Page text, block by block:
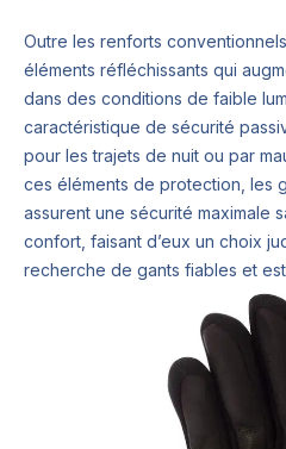
Outre les renforts
éléments réfléchissants qui
dans des conditions de faible
caractéristique de sécurité
pour les trajets de nuit ou par
ces éléments de protection, les
assurent une sécurité maximale
confort, faisant d’eux un choix
recherche de gants fiables et